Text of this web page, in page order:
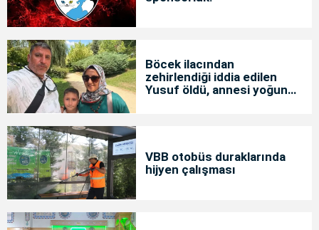
Böcek ilacından
zehirlendiği iddia edilen
Yusuf öldü, annesi yoğun
VBB otobüs duraklarında
hijyen çalışması